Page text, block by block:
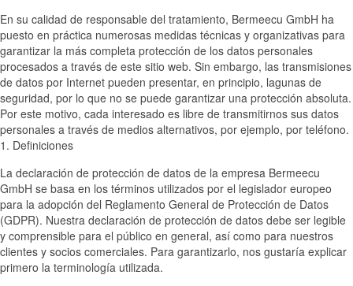
En su calidad de responsable del tratamiento, Bermeecu GmbH ha
puesto en práctica numerosas medidas técnicas y organizativas para
garantizar la más completa protección de los datos personales
procesados a través de este sitio web. Sin embargo, las transmisiones
de datos por Internet pueden presentar, en principio, lagunas de
seguridad, por lo que no se puede garantizar una protección absoluta.
Por este motivo, cada interesado es libre de transmitirnos sus datos
personales a través de medios alternativos, por ejemplo, por teléfono.
1. Definiciones
La declaración de protección de datos de la empresa Bermeecu
GmbH se basa en los términos utilizados por el legislador europeo
para la adopción del Reglamento General de Protección de Datos
(GDPR). Nuestra declaración de protección de datos debe ser legible
y comprensible para el público en general, así como para nuestros
clientes y socios comerciales. Para garantizarlo, nos gustaría explicar
primero la terminología utilizada.